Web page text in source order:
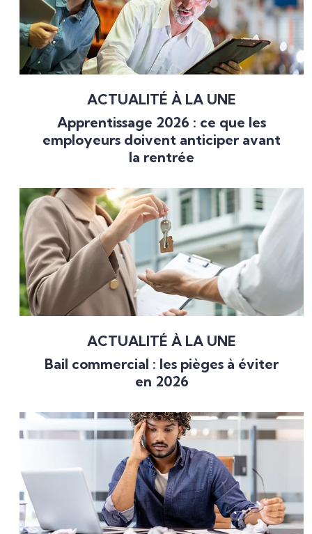
ACTUALITÉ À LA UNE
Apprentissage 2026 : ce que les
employeurs doivent anticiper avant
la rentrée
ACTUALITÉ À LA UNE
Bail commercial : les pièges à éviter
en 2026